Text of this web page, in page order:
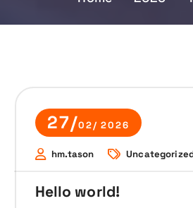
27/02/ 2026
hm.tason
Hello world!